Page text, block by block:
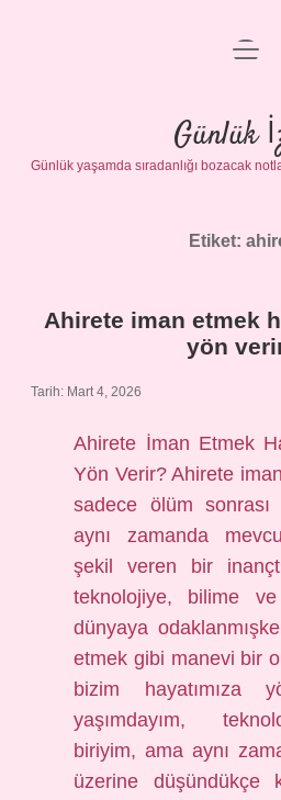
Anasayfa
Gizlilik
Yasal
Günlük
Günlük yaşamda sıradanlığı bozacak
Etiket:
Ahirete iman etmek
yön
Tarih: Mart 4, 2026
Ahirete İman Etmek
Yön Verir? Ahirete
sadece ölüm sonrası
aynı zamanda
şekil veren bir
teknolojiye, bilime
dünyaya
etmek gibi manevi bir
bizim hayatımıza
yaşımdayım,
biriyim, ama aynı
üzerine düşündükçe